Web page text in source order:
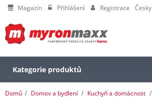
Magazín Přihlášení Registrace Česky
Kategorie produktů
Domů Domov a bydlení Kuchyň a domácnost